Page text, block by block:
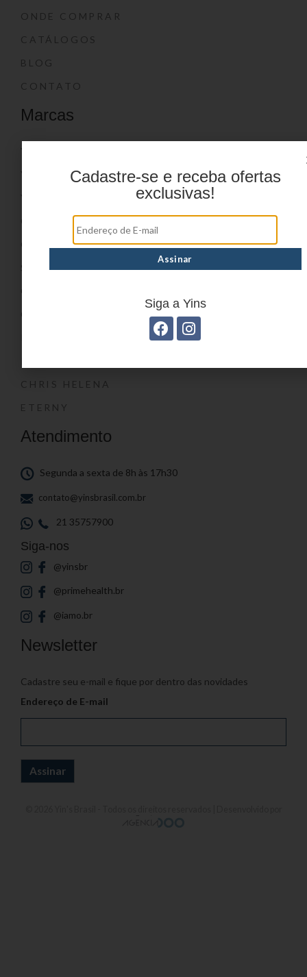
ONDE COMPRAR
CATÁLOGOS
BLOG
CONTATO
Marcas
YIN’S PAPER
CONVOY KIDS
O SHOW DA LUNA®
SWISSLAND
CHRIS HELENA
ETERNY
Atendimento
Segunda a sexta de 8h às 17h30
contato@yinsbrasil.com.br
21 35757900
Siga-nos
@yinsbr
@primehealth.br
@iamo.br
Newsletter
Cadastre seu e-mail e fique por dentro das novidades
Endereço de E-mail
Cadastre-se e receba ofertas
exclusivas!
Siga a Yins